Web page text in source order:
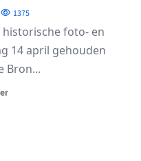
1375
historische foto- en
14 april gehouden
Bron...